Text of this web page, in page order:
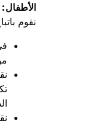
الأطفال:
نقوم